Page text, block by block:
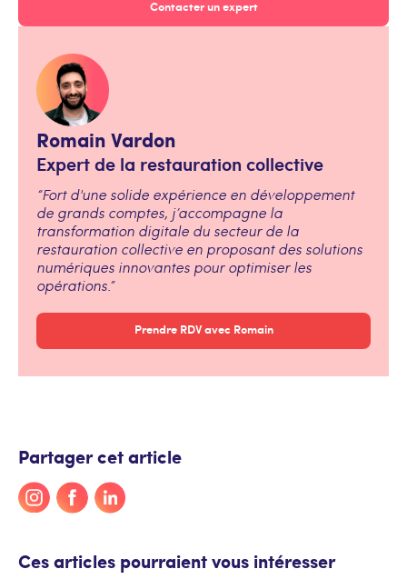
Contacter un expert
Romain Vardon
Expert de la restauration collective
“Fort d'une solide expérience en développement
de grands comptes, j’accompagne la
transformation digitale du secteur de la
restauration collective en proposant des solutions
numériques innovantes pour optimiser les
opérations.”
Prendre RDV avec Romain
Partager cet article
Ces articles pourraient vous intéresser